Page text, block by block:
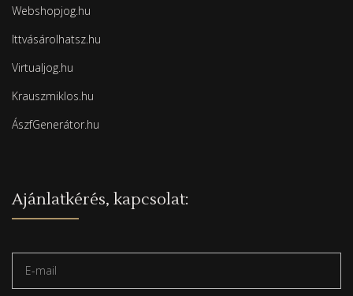
Webshopjog.hu
Ittvásárolhatsz.hu
Virtualjog.hu
Krauszmiklos.hu
ÁszfGenerátor.hu
Ajánlatkérés, kapcsolat: